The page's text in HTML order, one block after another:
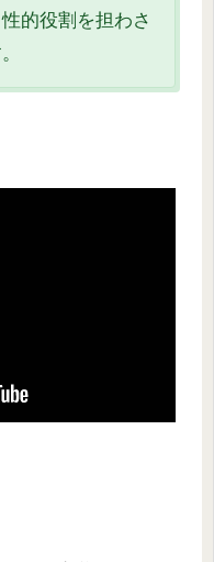
的役割を担わさ